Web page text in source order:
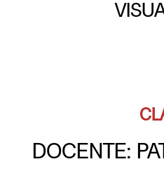
DOCENTE: